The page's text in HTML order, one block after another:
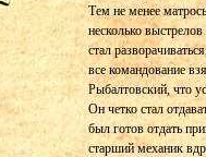
Тем не менее
несколько
стал
все командование
Рыбалтовский, что
Он четко стал
был готов отдать
старший механик